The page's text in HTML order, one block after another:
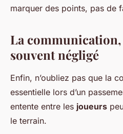
marquer des points, pas de
La
souvent négligé
Enfin, n’oubliez pas que la
essentielle lors d’un
entente entre les joueurs
le terrain.